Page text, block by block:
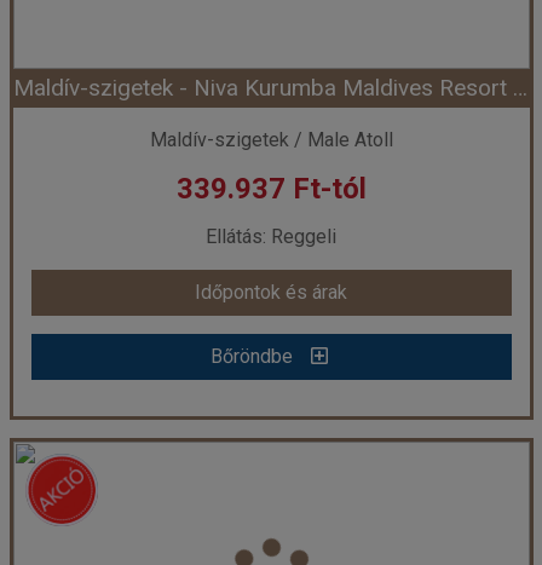
Időpont: 2027-05-01 | 7 éj
már 263.145 Ft-tól
Időpontok és árak
Bőröndbe
Maldív-szigetek - Niva Kurumba Maldives Resort ***** (korábbi Kurumba Maldives Resort) (Egyéni) *****
Maldív-szigetek / Male Atoll
339.937 Ft-tól
Ellátás: Reggeli
Időpontok és árak
Bőröndbe
Maldív-szigetek - Niva Kurumba Maldives Resort ***** (korábbi Kurumba Maldives Resort) (Egyéni) *****
Észak-Male Atoll